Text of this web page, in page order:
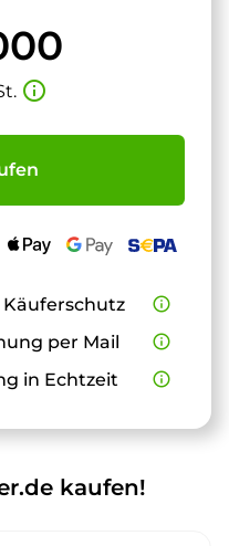
info_outline
info_outline
per Mail
info_outline
in Echtzeit info_outline
kaufen!